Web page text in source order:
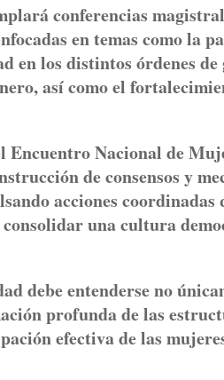
conferencias
en temas como la
en los distintos órdenes
así como el
Encuentro Nacional de
de consensos y
acciones
una cultura
debe entenderse no
profunda de las
efectiva de las